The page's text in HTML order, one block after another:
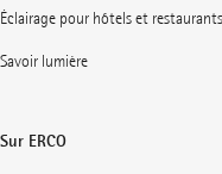
Éclairage pour hôtels et restaurants
Savoir lumière
Sur ERCO